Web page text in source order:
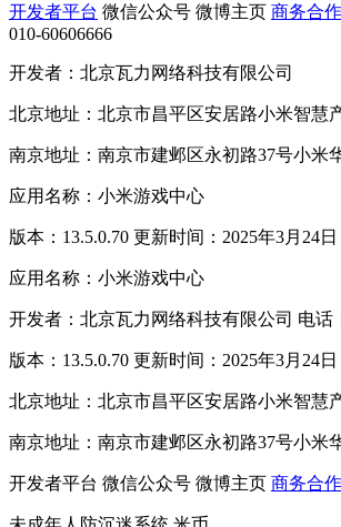
开发者平台 微信公众号 微博主页 商务合作
010-60606666
开发者：北京瓦力网络科技有限公司
北京地址：北京市昌平区安居路小米智慧
南京地址：南京市建邺区永初路37号小米
应用名称：小米游戏中心
版本：13.5.0.70 更新时间：2025年3月24日
应用名称：小米游戏中心
开发者：北京瓦力网络科技有限公司 电话
版本：13.5.0.70 更新时间：2025年3月24日
北京地址：北京市昌平区安居路小米智慧
南京地址：南京市建邺区永初路37号小米
开发者平台 微信公众号 微博主页 商务合作